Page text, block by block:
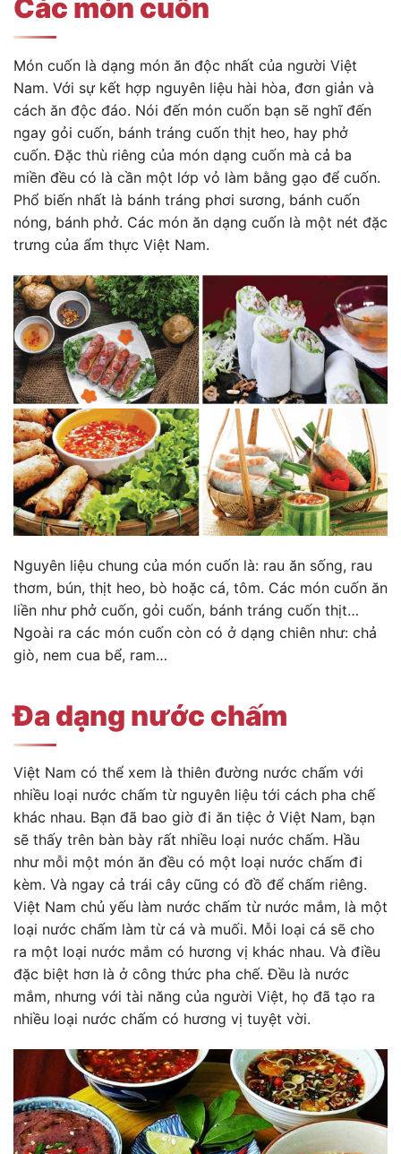
Các món cuốn
Món cuốn là dạng món ăn độc nhất của người Việt
Nam. Với sự kết hợp nguyên liệu hài hòa, đơn giản và
cách ăn độc đáo. Nói đến món cuốn bạn sẽ nghĩ đến
ngay gỏi cuốn, bánh tráng cuốn thịt heo, hay phở
cuốn. Đặc thù riêng của món dạng cuốn mà cả ba
miền đều có là cần một lớp vỏ làm bằng gạo để cuốn.
Phổ biến nhất là bánh tráng phơi sương, bánh cuốn
nóng, bánh phở. Các món ăn dạng cuốn là một nét đặc
trưng của ẩm thực Việt Nam.
Nguyên liệu chung của món cuốn là: rau ăn sống, rau
thơm, bún, thịt heo, bò hoặc cá, tôm. Các món cuốn ăn
liền như phở cuốn, gỏi cuốn, bánh tráng cuốn thịt…
Ngoài ra các món cuốn còn có ở dạng chiên như: chả
giò, nem cua bể, ram…
Đa dạng nước chấm
Việt Nam có thể xem là thiên đường nước chấm với
nhiều loại nước chấm từ nguyên liệu tới cách pha chế
khác nhau. Bạn đã bao giờ đi ăn tiệc ở Việt Nam, bạn
sẽ thấy trên bàn bày rất nhiều loại nước chấm. Hầu
như mỗi một món ăn đều có một loại nước chấm đi
kèm. Và ngay cả trái cây cũng có đồ để chấm riêng.
Việt Nam chủ yếu làm nước chấm từ nước mắm, là một
loại nước chấm làm từ cá và muối. Mỗi loại cá sẽ cho
ra một loại nước mắm có hương vị khác nhau. Và điều
đặc biệt hơn là ở công thức pha chế. Đều là nước
mắm, nhưng với tài năng của người Việt, họ đã tạo ra
nhiều loại nước chấm có hương vị tuyệt vời.